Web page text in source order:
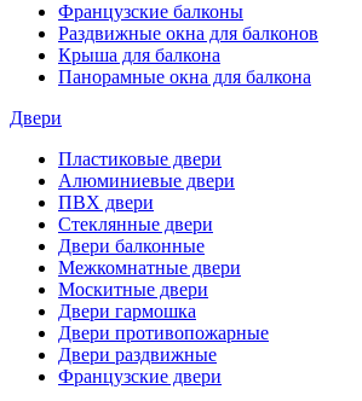
Французские балконы
Раздвижные окна для балконов
Крыша для балкона
Панорамные окна для балкона
Двери
Пластиковые двери
Алюминиевые двери
ПВХ двери
Стеклянные двери
Двери балконные
Межкомнатные двери
Москитные двери
Двери гармошка
Двери противопожарные
Двери раздвижные
Французские двери